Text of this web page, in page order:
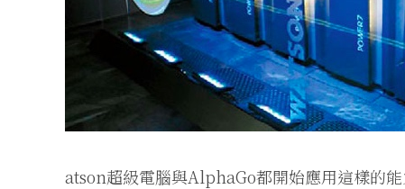
atson超級電腦與AlphaGo都開始應用這樣的